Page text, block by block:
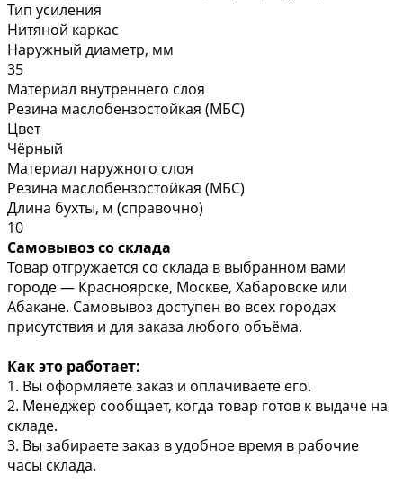
Тип усиления
Нитяной каркас
Наружный диаметр, мм
35
Материал внутреннего слоя
Резина маслобензостойкая (МБС)
Цвет
Чёрный
Материал наружного слоя
Резина маслобензостойкая (МБС)
Длина бухты, м (справочно)
10
Самовывоз со склада
Товар отгружается со склада в выбранном вами
городе — Красноярске, Москве, Хабаровске или
Абакане. Самовывоз доступен во всех городах
присутствия и для заказа любого объёма.
Как это работает:
1. Вы оформляете заказ и оплачиваете его.
2. Менеджер сообщает, когда товар готов к выдаче на
складе.
3. Вы забираете заказ в удобное время в рабочие
часы склада.